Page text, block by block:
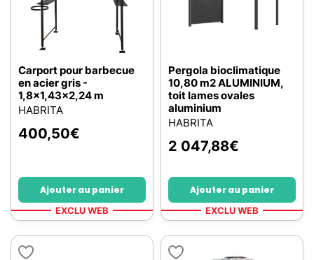
Carport pour barbecue
en acier gris -
1,8x1,43x2,24 m
HABRITA
400,50€
Ajouter au panier
EXCLU WEB
Pergola bioclimatique
10,80 m2 ALUMINIUM,
toit lames ovales
aluminium
HABRITA
2 047,88€
Ajouter au panier
EXCLU WEB